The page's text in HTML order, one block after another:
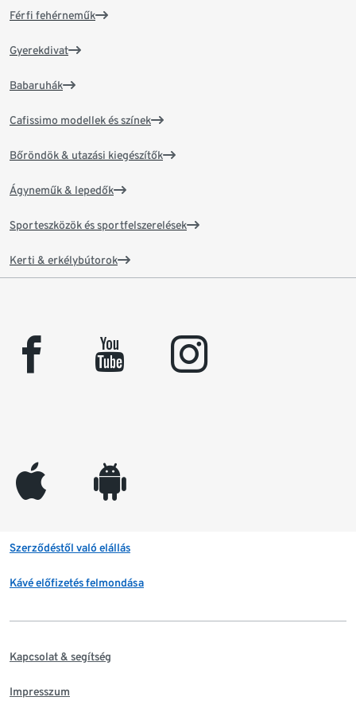
Férfi fehérneműk
Gyerekdivat
Babaruhák
Cafissimo modellek és színek
Bőröndök & utazási kiegészítők
Ágyneműk & lepedők
Sporteszközök és sportfelszerelések
Kerti & erkélybútorok
facebook youtube instagram
appleinc android
Szerződéstől való elállás
Kávé előfizetés felmondása
Kapcsolat & segítség
Impresszum